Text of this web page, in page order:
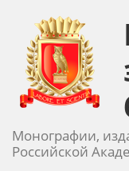
Монографии,
Российской